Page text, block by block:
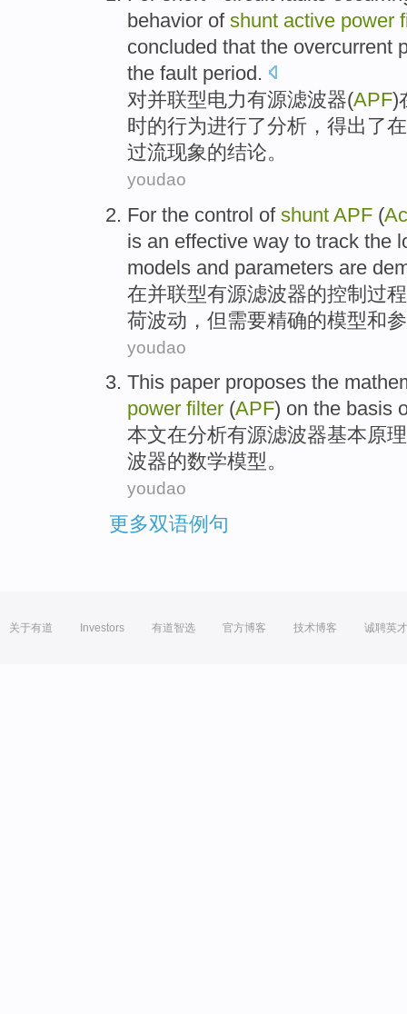
behavior of shunt active power
concluded that the overcurrent
the fault period.
对并联型电力有源滤波器(APF)
时的行为进行了分析， 得出 了在
过流现象的结论。
youdao
For the control of shunt APF (
is an effective way to track the
models and parameters are
在并联型有源滤波器的控制 过程
荷波动 ， 但需要精确的模型和
youdao
This paper proposes the
power filter (APF) on the basis
本文在分析有源滤波器基本原理
波器的数学模型。
youdao
更多双语例句
关于有道 Investors 有道智选 官方博客 技术博客 诚聘英才